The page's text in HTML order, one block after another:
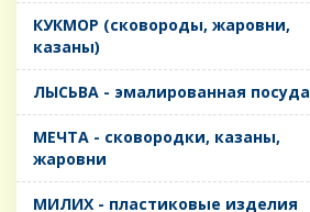
КУКМОР (сковороды, жаровни,
казаны)
ЛЫСЬВА - эмалированная посуда
МЕЧТА - сковородки, казаны,
жаровни
МИЛИХ - пластиковые изделия